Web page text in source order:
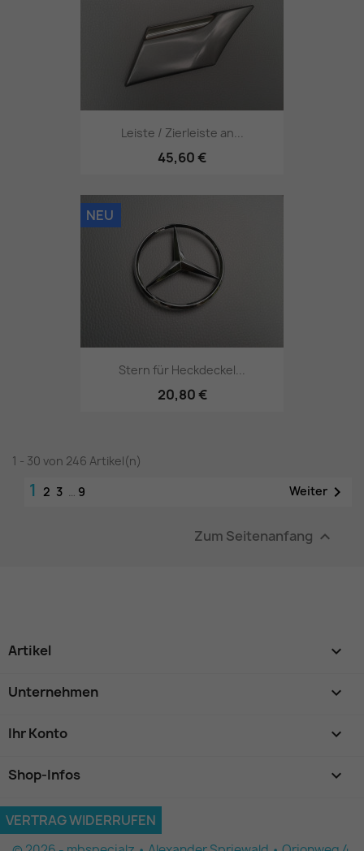
Leiste / Zierleiste an...
45,60 €
Stern für Heckdeckel...
20,80 €
NEU
1 - 30 von 246 Artikel(n)
1 2 3 … 9 Weiter 
Zum Seitenanfang 
Artikel 
Unternehmen 
Ihr Konto 
Shop-Infos keyboard_arrow_down
VERTRAG WIDERRUFEN